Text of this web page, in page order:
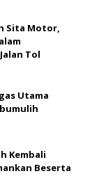
Sita Motor,
Tol
Utama
Kembali
Beserta